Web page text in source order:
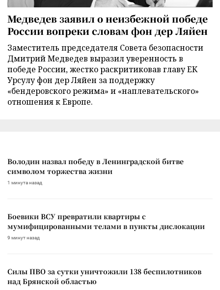
Медведев заявил о неизбежной победе
России вопреки словам фон дер Ляйен
Заместитель председателя Совета безопасности
Дмитрий Медведев выразил уверенность в
победе России, жестко раскритиковав главу ЕК
Урсулу фон дер Ляйен за поддержку
«бендеровского режима» и «наплевательского»
отношения к Европе.
Володин назвал победу в Ленинградской битве
символом торжества жизни
1 минута назад
Боевики ВСУ превратили квартиры с
мумифицированными телами в пункты дислокации
9 минут назад
Силы ПВО за сутки уничтожили 138 беспилотников
над Брянской областью